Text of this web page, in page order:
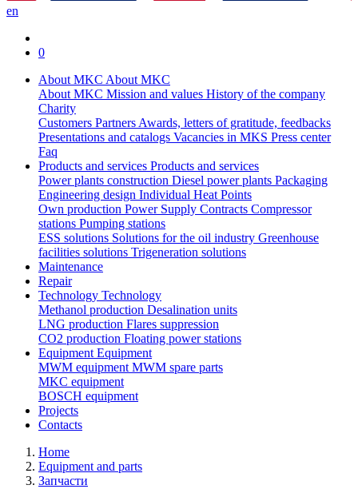
en
0
About MKC About MKC
About MKC Mission and values History of the company
Charity
Customers PartnersAwards, letters of gratitude, feedbacks
Presentations and catalogs Vacancies in MKS Press center
Faq
Products and services Products and services
Power plants construction Diesel power plants Packaging
Engineering design Individual Heat Points
Own production Power Supply Contracts Compressor
stations Pumping stations
ESS solutions Solutions for the oil industry Greenhouse
facilities solutions Trigeneration solutions
Maintenance
Repair
Technology Technology
Methanol production Desalination units
LNG production Flares suppression
СО2 production Floating power stations
EquipmentEquipment
MWM equipmentMWM spare parts
MKC equipment
BOSCH equipment
Projects
Contacts
Home
Equipment and parts
Запчасти